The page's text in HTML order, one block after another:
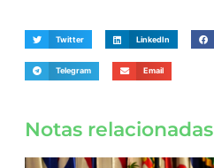
Twitter LinkedIn
Telegram Email
Notas relacionadas